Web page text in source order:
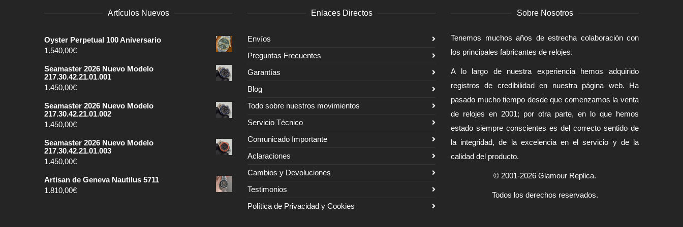
Artículos Nuevos
Oyster Perpetual 100 Aniversario
1.540,00€
Seamaster 2026 Nuevo Modelo
217.30.42.21.01.001
1.450,00€
Seamaster 2026 Nuevo Modelo
217.30.42.21.01.002
1.450,00€
Seamaster 2026 Nuevo Modelo
217.30.42.21.01.003
1.450,00€
Artisan de Geneva Nautilus 5711
1.810,00€
Enlaces Directos
Envíos
Preguntas Frecuentes
Garantías
Blog
Todo sobre nuestros movimientos
Servicio Técnico
Comunicado Importante
Aclaraciones
Cambios y Devoluciones
Testimonios
Política de Privacidad y Cookies
Sobre Nosotros
Tenemos muchos años de estrecha colaboración con
los principales fabricantes de relojes.
A lo largo de nuestra experiencia hemos adquirido
registros de credibilidad en nuestra página web. Ha
pasado mucho tiempo desde que comenzamos la venta
de relojes en 2001; por otra parte, en lo que hemos
estado siempre conscientes es del correcto sentido de
la integridad, de la excelencia en el servicio y de la
calidad del producto.
© 2001-2026 Glamour Replica.
Todos los derechos reservados.